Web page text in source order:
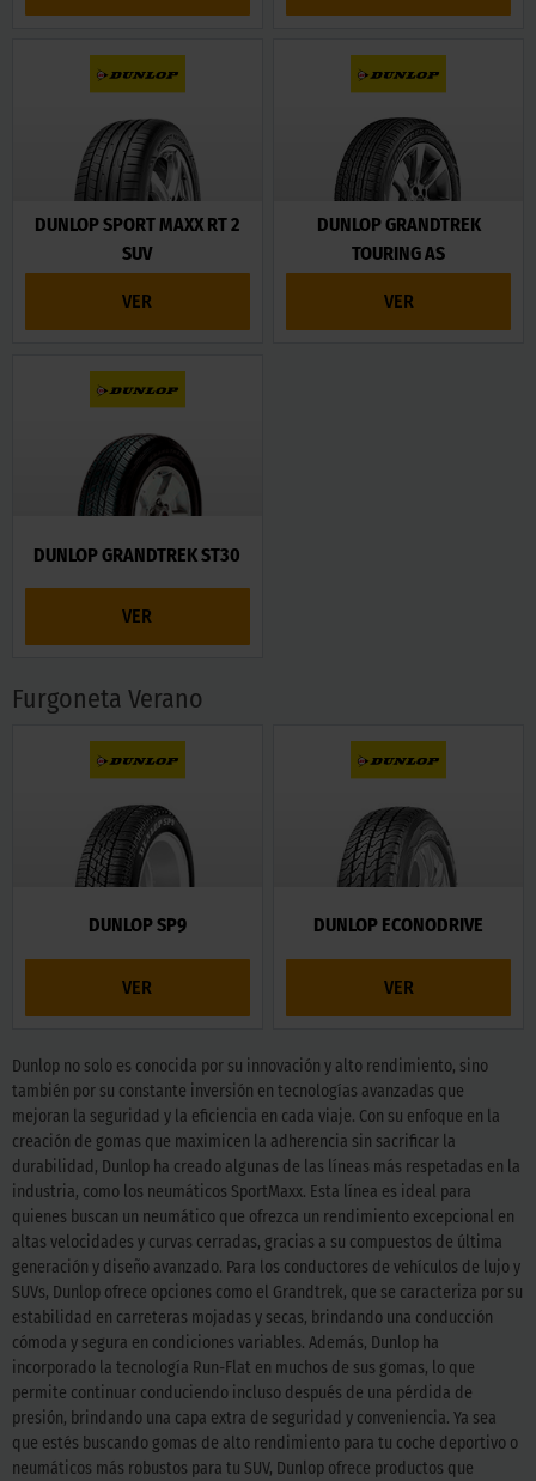
DUNLOP SPORT MAXX RT 2
SUV
VER
DUNLOP GRANDTREK
TOURING AS
VER
DUNLOP GRANDTREK ST30
VER
Furgoneta Verano
DUNLOP SP9
VER
DUNLOP ECONODRIVE
VER
Dunlop no solo es conocida por su innovación y alto rendimiento, sino
también por su constante inversión en tecnologías avanzadas que
mejoran la seguridad y la eficiencia en cada viaje. Con su enfoque en la
creación de gomas que maximicen la adherencia sin sacrificar la
durabilidad, Dunlop ha creado algunas de las líneas más respetadas en la
industria, como los neumáticos SportMaxx. Esta línea es ideal para
quienes buscan un neumático que ofrezca un rendimiento excepcional en
altas velocidades y curvas cerradas, gracias a su compuestos de última
generación y diseño avanzado. Para los conductores de vehículos de lujo y
SUVs, Dunlop ofrece opciones como el Grandtrek, que se caracteriza por su
estabilidad en carreteras mojadas y secas, brindando una conducción
cómoda y segura en condiciones variables. Además, Dunlop ha
incorporado la tecnología Run-Flat en muchos de sus gomas, lo que
permite continuar conduciendo incluso después de una pérdida de
presión, brindando una capa extra de seguridad y conveniencia. Ya sea
que estés buscando gomas de alto rendimiento para tu coche deportivo o
neumáticos más robustos para tu SUV, Dunlop ofrece productos que